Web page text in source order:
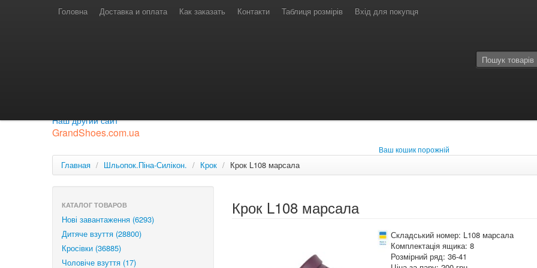
Головна Доставка и оплата Как заказать Контакти Таблиця розмірів Вхід для покупця
Лайф: (063) 527-76-88 МТС: (050) 967-41-33
Наш другий сайт
GrandShoes.com.ua
Ваш кошик порожній
Главная / Шльопок.Піна-Силікон. / Крок / Крок L108 марсала
КАТАЛОГ ТОВАРОВ
Нові завантаження (6293)
Дитяче взуття (28800)
Кросівки (36885)
Чоловіче взуття (17)
Крок L108 марсала
Складський номер: L108 марсала
Комплектація ящика: 8
Розмірний ряд: 36-41